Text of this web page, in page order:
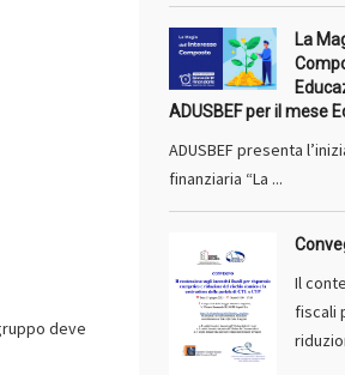
deve
La
ADUSBEF per il mese
ADUSBEF presenta
finanziaria “La ...
Il
fiscali